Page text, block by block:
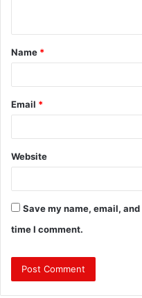
t
*
Name *
Email *
Website
Save my name, email,
time I comment.